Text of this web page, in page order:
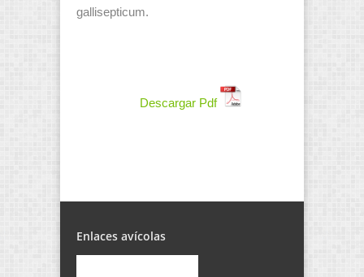
gallisepticum.
Descargar Pdf
Enlaces avícolas